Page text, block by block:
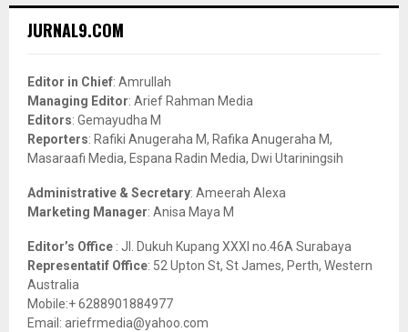
h
o
r
:
JURNAL9.COM
Editor in Chief: Amrullah
Managing Editor: Arief Rahman Media
Editors: Gemayudha M
Reporters: Rafiki Anugeraha M, Rafika Anugeraha M,
Masaraafi Media, Espana Radin Media, Dwi Utariningsih
Administrative & Secretary: Ameerah Alexa
Marketing Manager: Anisa Maya M
Editor’s Office : Jl. Dukuh Kupang XXXI no.46A Surabaya
Representatif Office: 52 Upton St, St James, Perth, Western
Australia
Mobile:+ 6288901884977
Email: ariefrmedia@yahoo.com